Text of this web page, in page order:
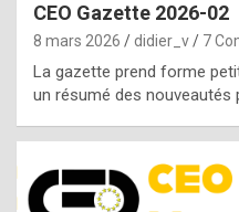
CEO Gazette 2026-02
8 mars 2026 didier_v 7
La gazette prend forme
un résumé des nouveautés